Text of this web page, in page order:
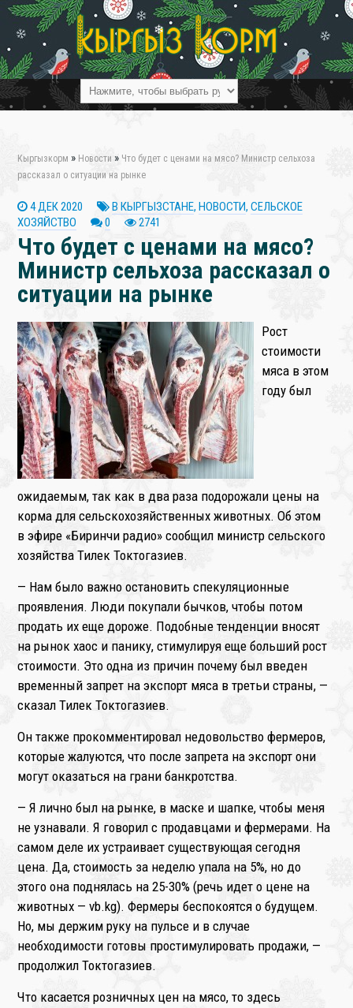
Кыргызкорм » Новости » Что будет с ценами на мясо? Министр сельхоза
рассказал о ситуации на рынке
4 ДЕК 2020 В КЫРГЫЗСТАНЕ,НОВОСТИ,СЕЛЬСКОЕ
ХОЗЯЙСТВО
0 2741
Что будет с ценами на мясо?
Министр сельхоза рассказал о
ситуации на рынке
Рост
стоимости
мяса в этом
году был
ожидаемым, так как в два раза подорожали цены на
корма для сельскохозяйственных животных. Об этом
в эфире «Биринчи радио» сообщил министр сельского
хозяйства Тилек Токтогазиев.
— Нам было важно остановить спекуляционные
проявления. Люди покупали бычков, чтобы потом
продать их еще дороже. Подобные тенденции вносят
на рынок хаос и панику, стимулируя еще больший рост
стоимости. Это одна из причин почему был введен
временный запрет на экспорт мяса в третьи страны, —
сказал Тилек Токтогазиев.
Он также прокомментировал недовольство фермеров,
которые жалуются, что после запрета на экспорт они
могут оказаться на грани банкротства.
— Я лично был на рынке, в маске и шапке, чтобы меня
не узнавали. Я говорил с продавцами и фермерами. На
самом деле их устраивает существующая сегодня
цена. Да, стоимость за неделю упала на 5%, но до
этого она поднялась на 25-30% (речь идет о цене на
животных — vb.kg). Фермеры беспокоятся о будущем.
Но, мы держим руку на пульсе и в случае
необходимости готовы простимулировать продажи, —
продолжил Токтогазиев.
Что касается розничных цен на мясо, то здесь
❄
❄
❄